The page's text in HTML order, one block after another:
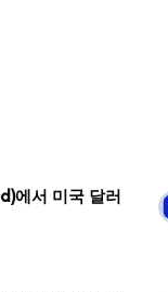
에서 미국 달러